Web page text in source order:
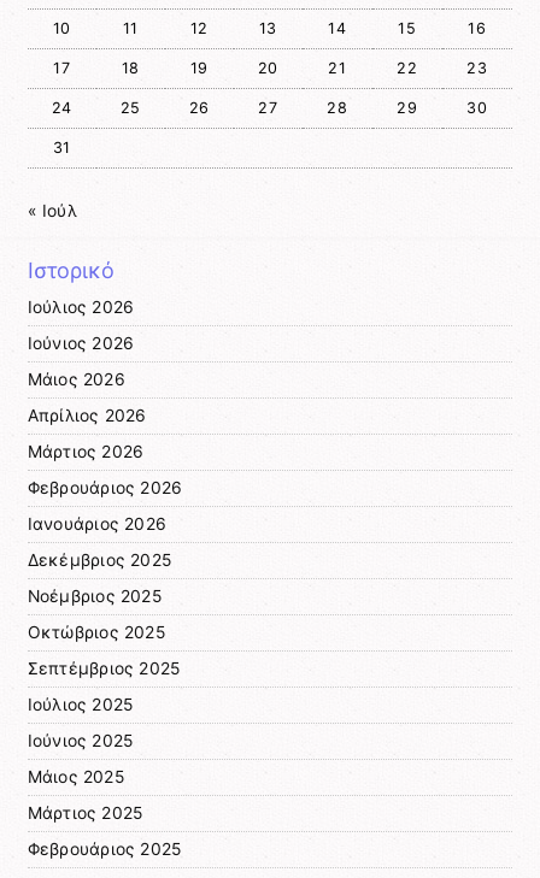
10 11 12 13 14 15 16
17 18 19 20 21 22 23
24 25 26 27 28 29 30
31
« Ιούλ
Ιστορικό
Ιούλιος 2026
Ιούνιος 2026
Μάιος 2026
Απρίλιος 2026
Μάρτιος 2026
Φεβρουάριος 2026
Ιανουάριος 2026
Δεκέμβριος 2025
Νοέμβριος 2025
Οκτώβριος 2025
Σεπτέμβριος 2025
Ιούλιος 2025
Ιούνιος 2025
Μάιος 2025
Μάρτιος 2025
Φεβρουάριος 2025